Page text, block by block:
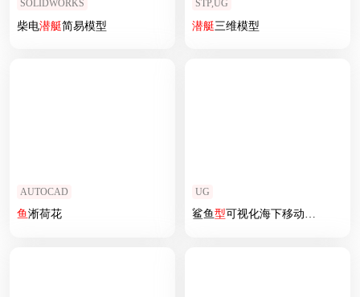
SOLIDWORKS
柴电潜艇简易模型
STP,UG
潜艇三维模型
AUTOCAD
鱼淅荷花
UG
鲨鱼型可视化海下移动驱